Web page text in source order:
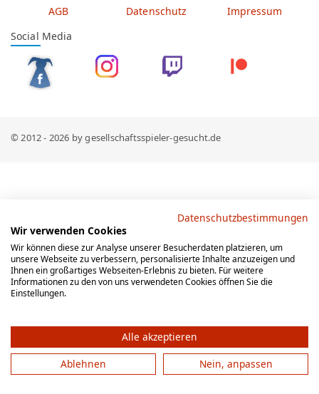
AGB Datenschutz
Impressum
Social Media
© 2012 - 2026 by gesellschaftsspieler-gesucht.de
Datenschutzbestimmungen
Wir verwenden Cookies
Wir können diese zur Analyse unserer Besucherdaten platzieren, um
unsere Webseite zu verbessern, personalisierte Inhalte anzuzeigen und
Ihnen ein großartiges Webseiten-Erlebnis zu bieten. Für weitere
Informationen zu den von uns verwendeten Cookies öffnen Sie die
Einstellungen.
Alle akzeptieren
Ablehnen
Nein, anpassen